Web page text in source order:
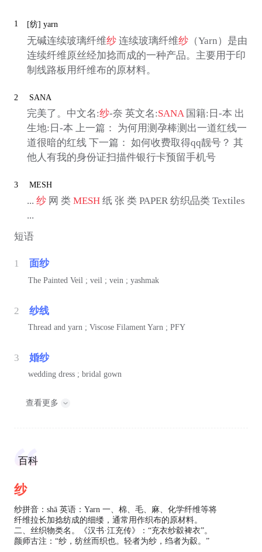
1 [纺] yarn
无碱连续玻璃纤维纱连续玻璃纤维纱（Yarn）是由
连续纤维原丝经加捻而成的一种产品。主要用于印
制线路板用纤维布的原材料。
2 SANA
完美了。中文名:纱-奈 英文名:SANA国籍:日-本 出
生地:日-本 上一篇： 为何用测孕棒测出一道红线一
道很暗的红线 下一篇： 如何收费取得qq靓号？ 其
他人有我的身份证扫描件银行卡预留手机号
3 MESH
... 纱网 类 MESH纸 张 类 PAPER 纺织品类 Textiles
...
短语
1 面纱
The Painted Veil ; veil ; vein ; yashmak
2 纱线
Thread and yarn ; Viscose Filament Yarn ; PFY
3 婚纱
wedding dress ; bridal gown
查看更多
百科
纱
纱拼音：shā 英语：Yarn 一、棉、毛、麻、化学纤维等将
纤维拉长加捻纺成的细缕，通常用作织布的原材料。
二、丝织物类名。《汉书·江充传》：“充衣纱縠裨衣”。
颜师古注：“纱，纺丝而织也。轻者为纱，绉者为縠。”